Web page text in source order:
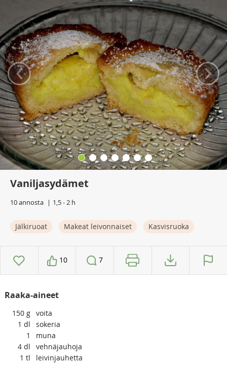
‹ ›
Vaniljasydämet
10 annosta 1,5 - 2 h
Jälkiruoat Makeat leivonnaiset Kasvisruoka
10 7
Raaka-aineet
150 g voita
1 dl
sokeria
1
muna
4 dl
vehnäjauhoja
1 tl
leivinjauhetta